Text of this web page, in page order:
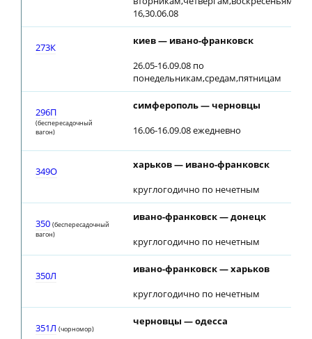
16,30.06.08
273К
киев — ивано-франковск
26.05-16.09.08 по
понедельникам,средам,пятницам
296П
(беспересадочный
вагон)
симферополь — черновцы
16.06-16.09.08 ежедневно
349О
харьков — ивано-франковск
круглогодично по нечетным
350 (беспересадочный
вагон)
ивано-франковск — донецк
круглогодично по нечетным
350Л
ивано-франковск — харьков
круглогодично по нечетным
351Л (чорномор)
черновцы — одесса